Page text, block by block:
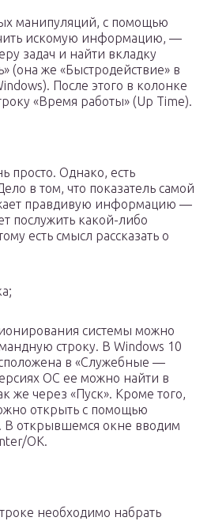
манипуляций, с помощью
искомую информацию, —
задач и найти вкладку
(она же «Быстродействие» в
После этого в колонке
«Время работы» (Up Time).
просто. Однако, есть
в том, что показатель самой
правдивую информацию —
послужить какой-либо
есть смысл рассказать о
системы можно
строку. В Windows 10
в «Служебные —
ОС ее можно найти в
же через «Пуск». Кроме того,
открыть с помощью
В открывшемся окне вводим
ОК.
необходимо набрать